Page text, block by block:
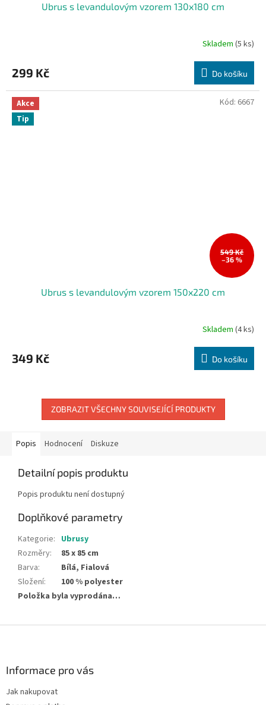
Ubrus s levandulovým vzorem 130x180 cm
Skladem (5 ks)
299 Kč Do košíku
Akce
Tip
549 Kč
–36 %
Ubrus s levandulovým vzorem 150x220 cm
Skladem (4 ks)
349 Kč Do košíku
Kód: 6667
ZOBRAZIT VŠECHNY SOUVISEJÍCÍ PRODUKTY
Popis Hodnocení Diskuze
Detailní popis produktu
Popis produktu není dostupný
Doplňkové parametry
Kategorie: Ubrusy
Rozměry:
85 x 85 cm
Barva:
Bílá, Fialová
Složení:
100 % polyester
Položka byla vyprodána…
Informace pro vás
Jak nakupovat